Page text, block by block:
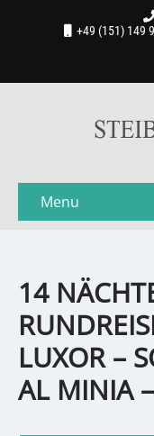
+49 (151) 149
Menu
14
LUXOR –
AL MINIA